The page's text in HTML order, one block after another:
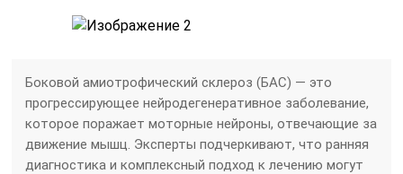
Боковой амиотрофический склероз (БАС) — это
прогрессирующее нейродегенеративное заболевание,
которое поражает моторные нейроны, отвечающие за
движение мышц. Эксперты подчеркивают, что ранняя
диагностика и комплексный подход к лечению могут